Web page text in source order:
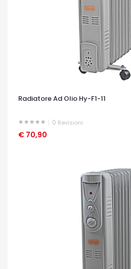
Radiatore Ad Olio Hy-F1-11
0 Revisioni
€ 70,90
OCCHIATA VELOCE